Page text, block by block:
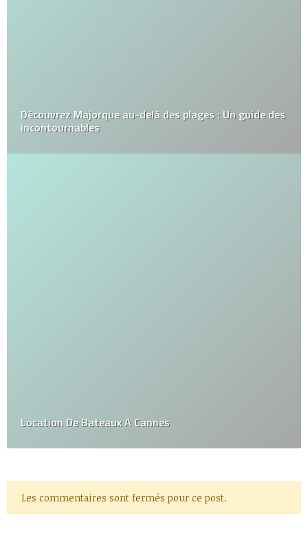
Découvrez Majorque au-delà des plages : Un guide des
incontournables
Location De Bateaux A Cannes
Les commentaires sont fermés pour ce post.